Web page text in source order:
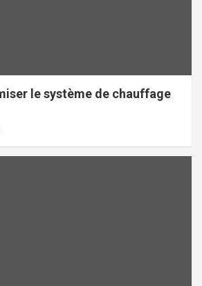
le système de chauffage